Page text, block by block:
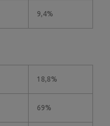
9,4%
18,8%
69%